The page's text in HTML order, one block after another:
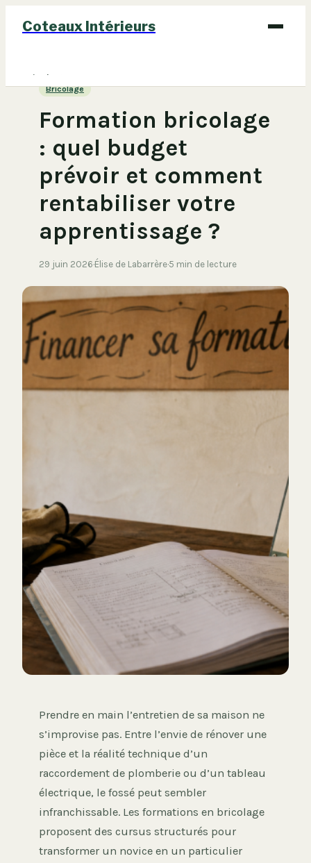
Coteaux Intérieurs
Bricolage
Jardinage
Maison
Bricolage
Formation bricolage
: quel budget
prévoir et comment
rentabiliser votre
apprentissage ?
29 juin 2026·Élise de Labarrère·5 min de lecture
Prendre en main l’entretien de sa maison ne
s’improvise pas. Entre l’envie de rénover une
pièce et la réalité technique d’un
raccordement de plomberie ou d’un tableau
électrique, le fossé peut sembler
infranchissable. Les formations en bricolage
proposent des cursus structurés pour
transformer un novice en un particulier